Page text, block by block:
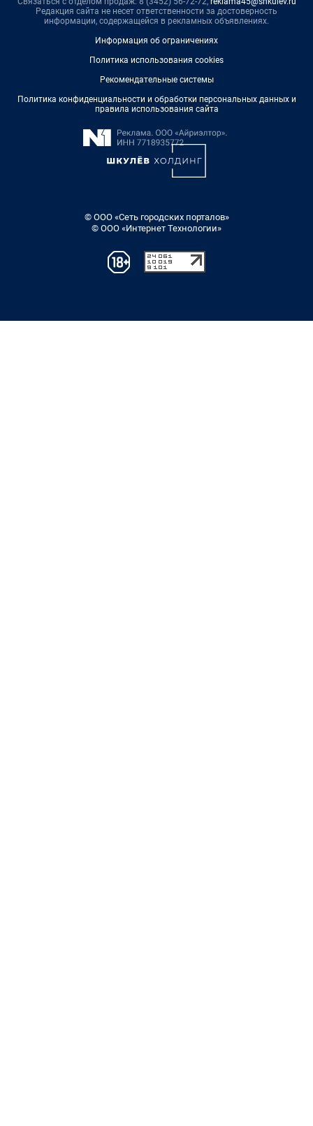
Редакция сайта не несет ответственности за достоверность
информации, содержащейся в рекламных объявлениях.
Информация об ограничениях
Политика использования cookies
Рекомендательные системы
Политика конфиденциальности и обработки персональных данных и
правила использования сайта
© ООО «Сеть городских порталов»
© ООО «Интернет Технологии»